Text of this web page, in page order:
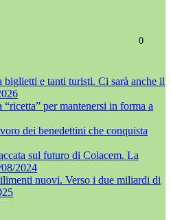
0
biglietti e tanti turisti. Ci sarà anche il
per mantenersi in forma a
dei benedettini che conquista
sul futuro di Colacem. La
2024
nuovi. Verso i due miliardi di